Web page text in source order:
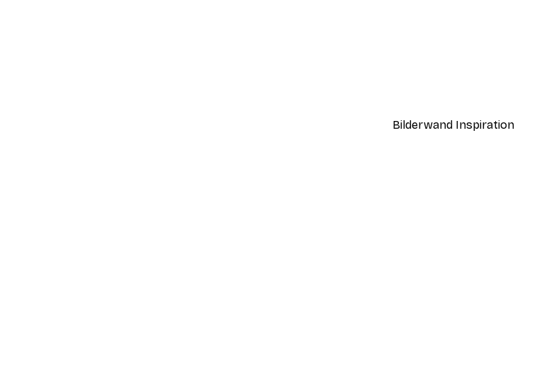
Bilderwand Inspiration